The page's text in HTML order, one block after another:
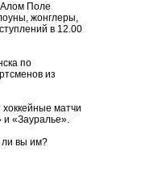
Поле
жонглеры,
в 12.00
по
из
хоккейные матчи
«Зауралье».
ли вы им?